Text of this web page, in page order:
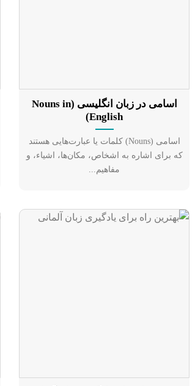
اسامی در زبان انگلیسی (Nouns in
English)
اسامی (Nouns) کلمات یا عبارت‌هایی هستند
که برای اشاره به اشخاص، مکان‌ها، اشیاء، و
مفاهیم...